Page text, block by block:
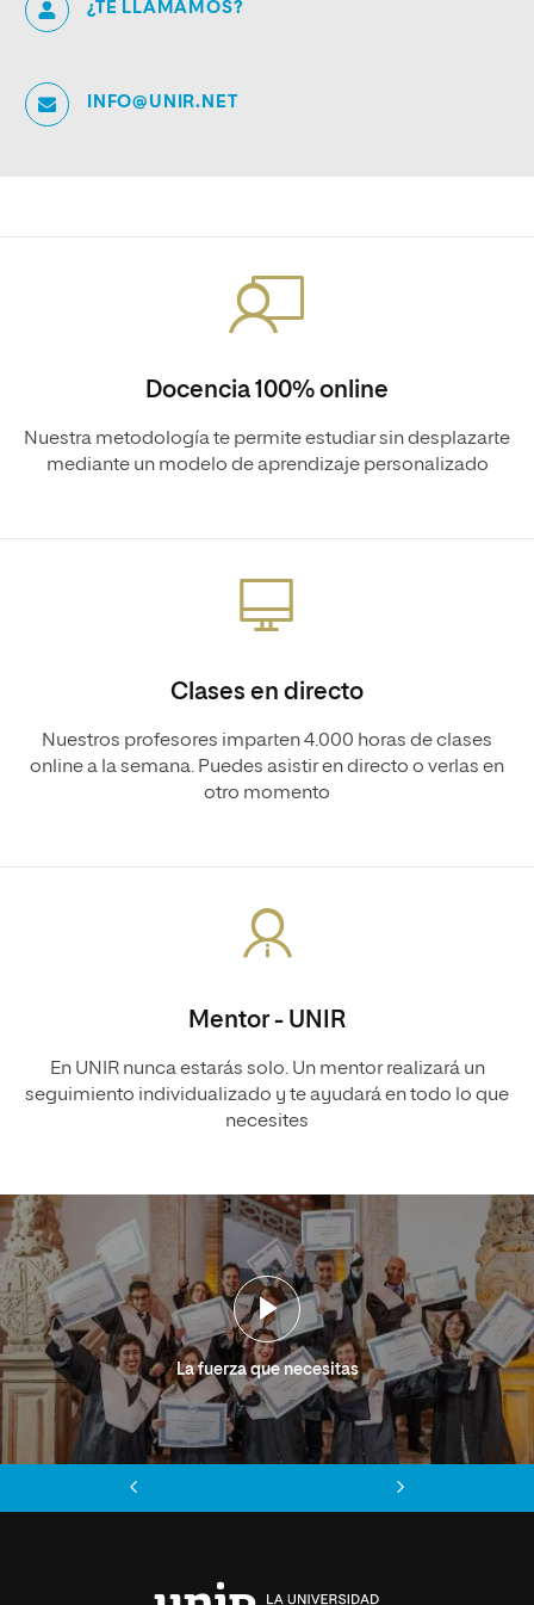
¿TE LLAMAMOS?
INFO@UNIR.NET
Docencia 100% online
Nuestra metodología te permite estudiar sin desplazarte
mediante un modelo de aprendizaje personalizado
Clases en directo
Nuestros profesores imparten 4.000 horas de clases
online a la semana. Puedes asistir en directo o verlas en
otro momento
Mentor - UNIR
En UNIR nunca estarás solo. Un mentor realizará un
seguimiento individualizado y te ayudará en todo lo que
necesites
La fuerza que necesitas